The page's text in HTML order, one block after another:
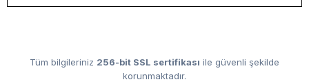
Tüm bilgileriniz 256-bit SSL sertifikası ile güvenli şekilde
korunmaktadır.